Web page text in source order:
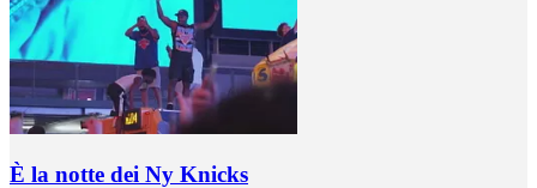
È la notte dei Ny Knicks